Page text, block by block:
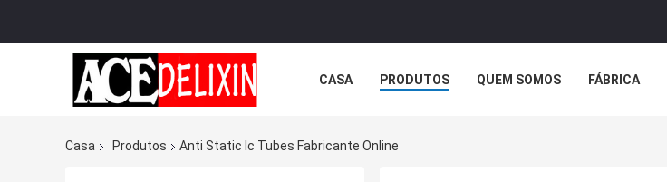
CASA PRODUTOS QUEM SOMOS FÁBRICA
Casa Produtos Anti Static Ic Tubes Fabricante Online